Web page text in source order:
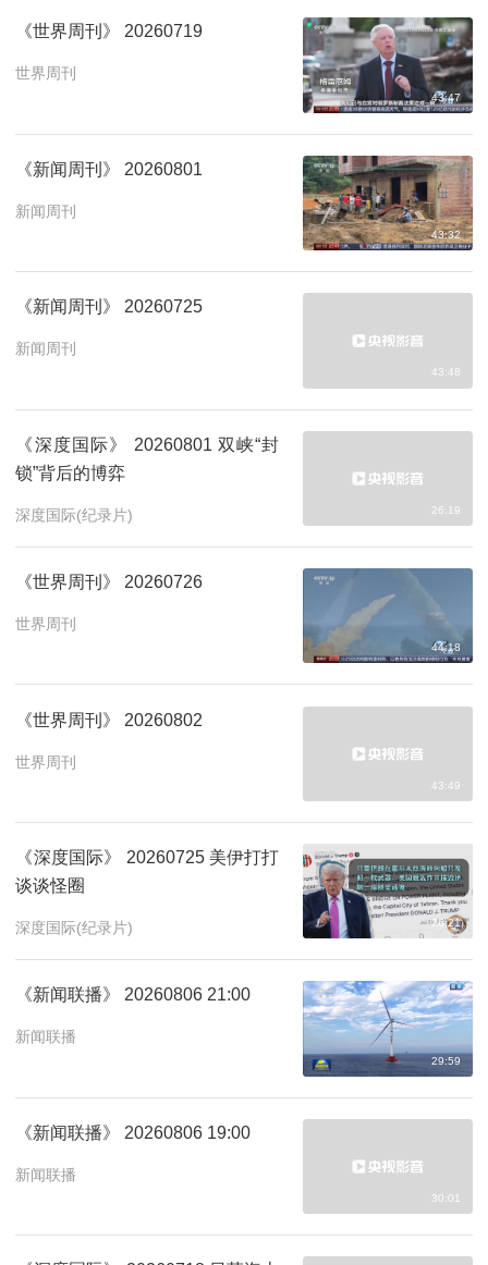
《世界周刊》 20260719
世界周刊
43:47
《新闻周刊》 20260801
新闻周刊
43:32
《新闻周刊》 20260725
新闻周刊
43:48
《深度国际》 20260801 双峡“封
锁”背后的博弈
深度国际(纪录片) 26:19
《世界周刊》 20260726
世界周刊
44:18
《世界周刊》 20260802
世界周刊
43:49
《深度国际》 20260725 美伊打打
谈谈怪圈
深度国际(纪录片) 26:21
《新闻联播》 20260806 21:00
新闻联播
29:59
《新闻联播》 20260806 19:00
新闻联播
30:01